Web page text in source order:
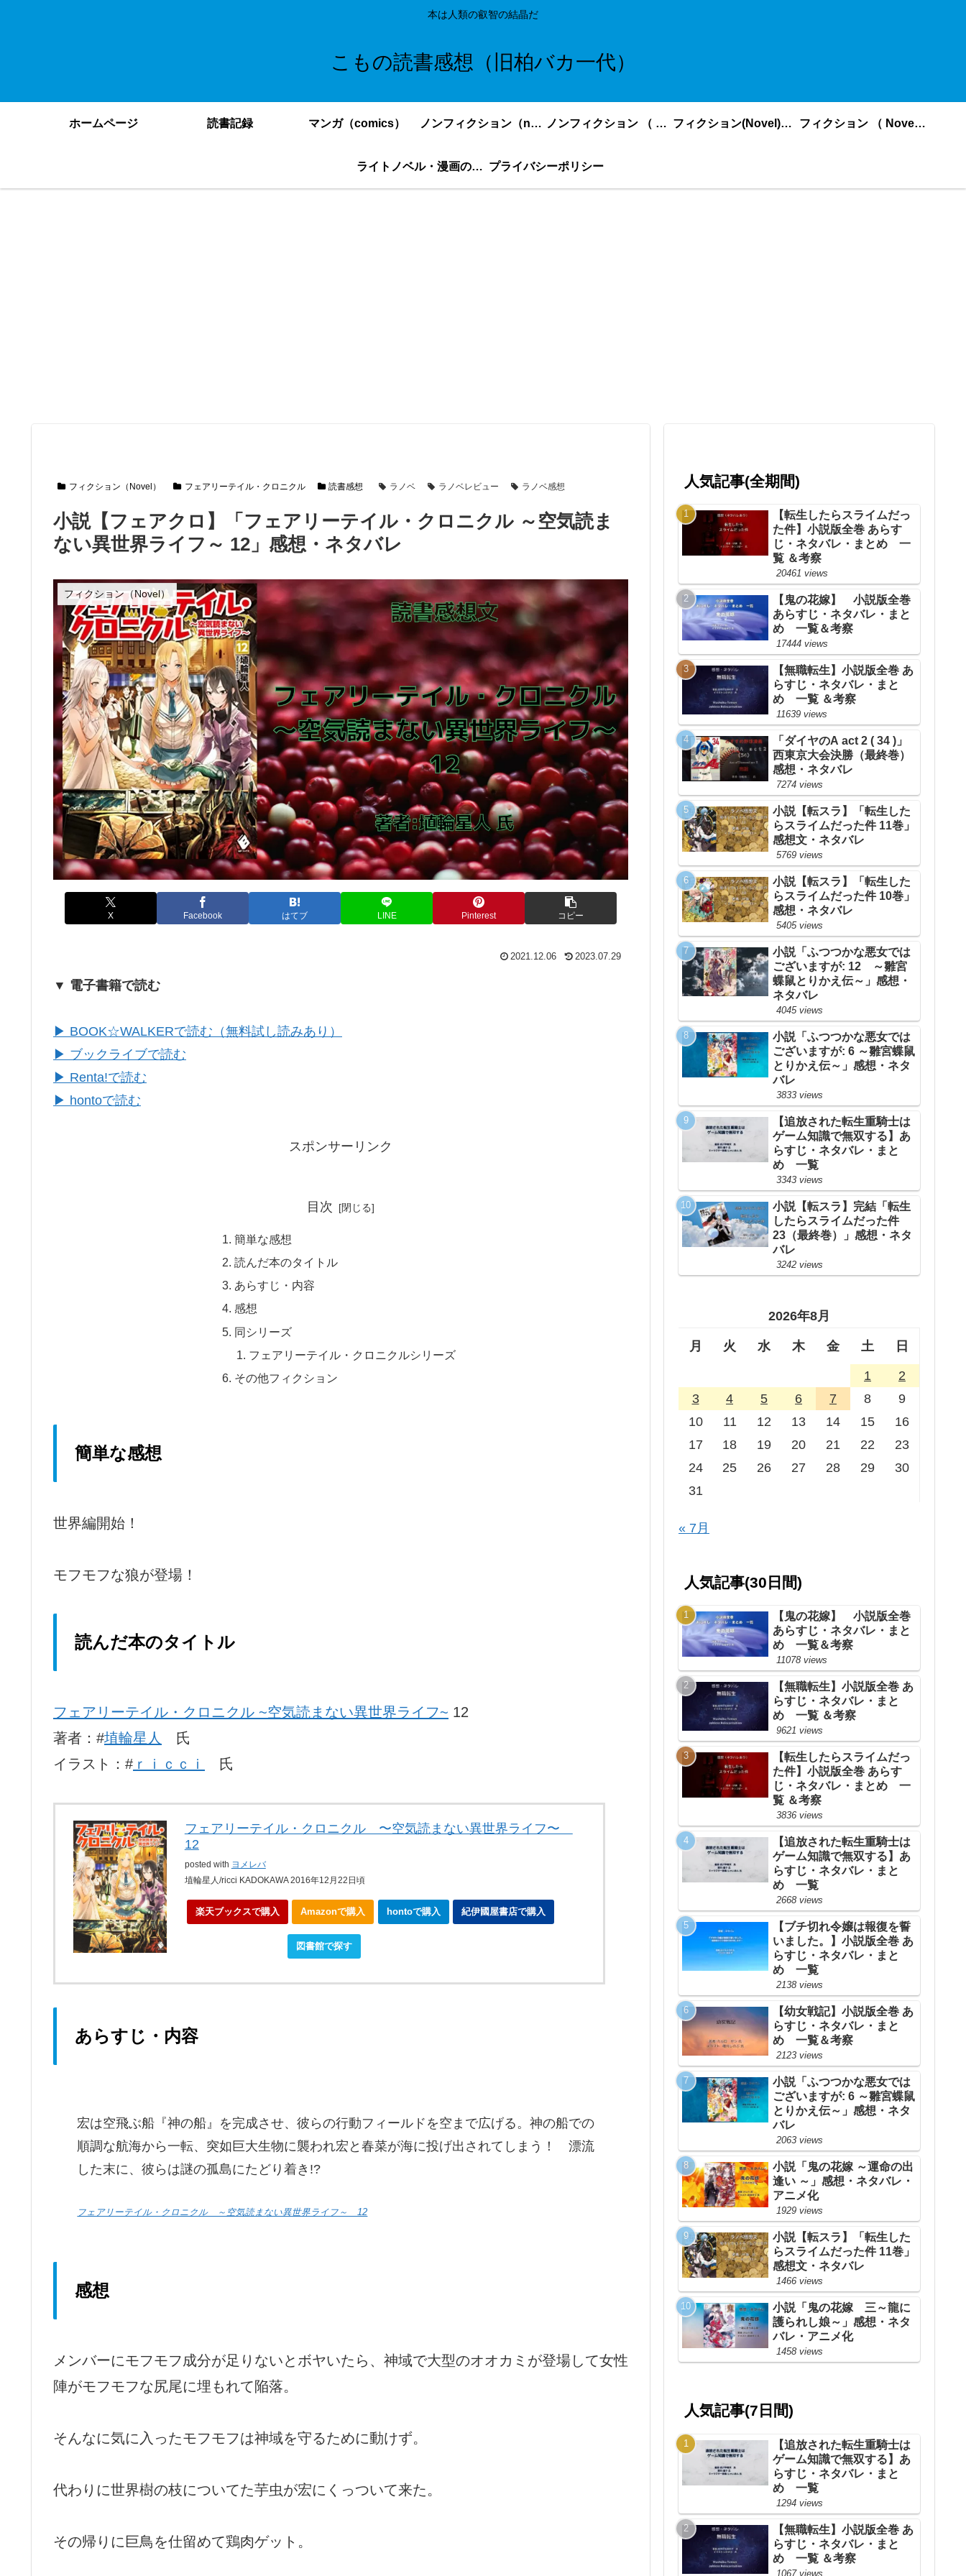
本は人類の叡智の結晶だ
こもの読書感想（旧柏バカ一代）
ホームページ 読書記録 マンガ（comics） ノンフィクション（nonfiction）更新順 ノンフィクション （ nonfiction ） あいうえお順 フィクション(Novel)更新順 フィクション （ Novel ） あいうえお順
ライトノベル・漫画の感想・ネタバレまとめ｜こもの読書感想 プライバシーポリシー
フィクション（Novel） フェアリーテイル・クロニクル 読書感想 ラノベ ラノベレビュー ラノベ感想
小説【フェアクロ】「フェアリーテイル・クロニクル ～空気読ま
ない異世界ライフ～ 12」感想・ネタバレ
フィクション（Novel）
X Facebook はてブ LINE Pinterest コピー
2021.12.06 2023.07.29
▼ 電子書籍で読む
▶ BOOK☆WALKERで読む（無料試し読みあり）
▶ ブックライブで読む
▶ Renta!で読む
▶ hontoで読む
スポンサーリンク
目次
簡単な感想
読んだ本のタイトル
あらすじ・内容
感想
同シリーズ
フェアリーテイル・クロニクルシリーズ
その他フィクション
簡単な感想
世界編開始！
モフモフな狼が登場！
読んだ本のタイトル
フェアリーテイル・クロニクル ~空気読まない異世界ライフ~ 12
著者：#埴輪星人
氏
イラスト：# ｒｉｃｃｉ 氏
フェアリーテイル・クロニクル 〜空気読まない異世界ライフ〜
12
posted with ヨメレバ
埴輪星人/ricci KADOKAWA 2016年12月22日頃
楽天ブックスで購入 Amazonで購入 hontoで購入 紀伊國屋書店で購入
図書館で探す
あらすじ・内容
宏は空飛ぶ船『神の船』を完成させ、彼らの行動フィールドを空まで広げる。神の船での
順調な航海から一転、突如巨大生物に襲われ宏と春菜が海に投げ出されてしまう！ 漂流
した末に、彼らは謎の孤島にたどり着き!?
フェアリーテイル・クロニクル ～空気読まない異世界ライフ～ 12
感想
メンバーにモフモフ成分が足りないとボヤいたら、神域で大型のオオカミが登場して女性
陣がモフモフな尻尾に埋もれて陥落。
そんなに気に入ったモフモフは神域を守るために動けず。
代わりに世界樹の枝についてた芋虫が宏にくっついて来た。
その帰りに巨鳥を仕留めて鶏肉ゲット。
人気記事(全期間)
【転生したらスライムだっ
た件】小説版全巻 あらす
じ・ネタバレ・まとめ 一
覧 ＆考察
20461 views
【鬼の花嫁】 小説版全巻
あらすじ・ネタバレ・まと
め 一覧＆考察
17444 views
【無職転生】小説版全巻 あ
らすじ・ネタバレ・まと
め 一覧 ＆考察
11639 views
「ダイヤのA act 2 ( 34 )」
西東京大会決勝（最終巻）
感想・ネタバレ
7274 views
小説【転スラ】「転生した
らスライムだった件 11巻」
感想文・ネタバレ
5769 views
小説【転スラ】「転生した
らスライムだった件 10巻」
感想・ネタバレ
5405 views
小説「ふつつかな悪女では
ございますが: 12 ～雛宮
蝶鼠とりかえ伝～」感想・
ネタバレ
4045 views
小説「ふつつかな悪女では
ございますが: 6 ～雛宮蝶鼠
とりかえ伝～」感想・ネタ
バレ
3833 views
【追放された転生重騎士は
ゲーム知識で無双する】あ
らすじ・ネタバレ・まと
め 一覧
3343 views
小説【転スラ】完結「転生
したらスライムだった件
23（最終巻）」感想・ネタ
バレ
3242 views
2026年8月
月 火 水 木 金 土 日
1
2
3
4 5 6 7 8
9
10
11 12 13 14 15
16
17
18 19 20 21 22
23
24
25 26 27 28 29
30
31
« 7月
人気記事(30日間)
【鬼の花嫁】 小説版全巻
あらすじ・ネタバレ・まと
め 一覧＆考察
11078 views
【無職転生】小説版全巻 あ
らすじ・ネタバレ・まと
め 一覧 ＆考察
9621 views
【転生したらスライムだっ
た件】小説版全巻 あらす
じ・ネタバレ・まとめ 一
覧 ＆考察
3836 views
【追放された転生重騎士は
ゲーム知識で無双する】あ
らすじ・ネタバレ・まと
め 一覧
2668 views
【ブチ切れ令嬢は報復を誓
いました。】小説版全巻 あ
らすじ・ネタバレ・まと
め 一覧
2138 views
【幼女戦記】小説版全巻 あ
らすじ・ネタバレ・まと
め 一覧＆考察
2123 views
小説「ふつつかな悪女では
ございますが: 6 ～雛宮蝶鼠
とりかえ伝～」感想・ネタ
バレ
2063 views
小説「鬼の花嫁 ～運命の出
逢い ～」感想・ネタバレ・
アニメ化
1929 views
小説【転スラ】「転生した
らスライムだった件 11巻」
感想文・ネタバレ
1466 views
小説「鬼の花嫁 三～龍に
護られし娘～」感想・ネタ
バレ・アニメ化
1458 views
人気記事(7日間)
【追放された転生重騎士は
ゲーム知識で無双する】あ
らすじ・ネタバレ・まと
め 一覧
1294 views
【無職転生】小説版全巻 あ
らすじ・ネタバレ・まと
め 一覧 ＆考察
1067 views